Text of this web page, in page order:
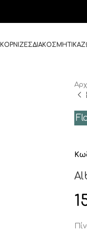
ΚΟΡΝΙΖΕΣΔΙΑΚΟΣΜΗΤΙΚΑ